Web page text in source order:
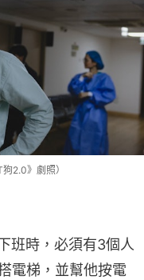
2.0》劇照）
班時，必須有3個人
電梯，並幫他按電